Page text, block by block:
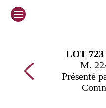
LOT
M.
Présenté